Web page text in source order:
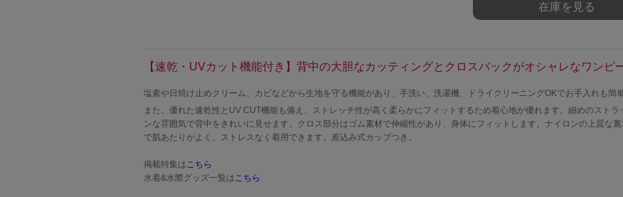
在庫を見る
【速乾・UVカット機能付き】背中の大胆なカッティングとクロスバックがオシャレなワンピ
塩素や日焼け止めクリーム、カビなどから生地を守る機能があり、手洗い、洗濯機、ドライクリーニングOKでお手入れも簡単
また、優れた速乾性とUV CUT機能も備え、ストレッチ性が高く柔らかにフィットするため着心地が優れます。細めのストラ
ンな雰囲気で背中をきれいに見せます。クロス部分はゴム素材で伸縮性があり、身体にフィットします。ナイロンの上質な
で肌あたりがよく、ストレスなく着用できます。差込み式カップつき。
掲載特集はこちら
水着&水際グッズ一覧はこちら